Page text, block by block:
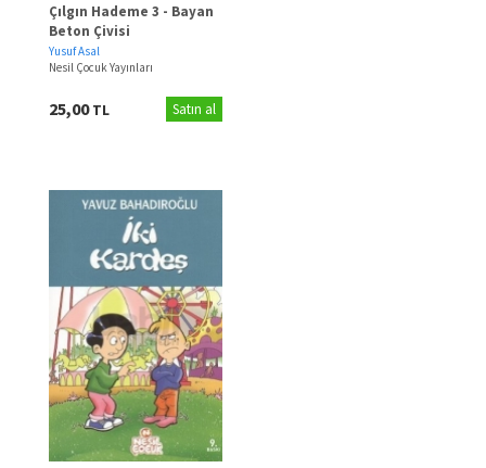
Çılgın Hademe 3 - Bayan
Beton Çivisi
Yusuf Asal
Nesil Çocuk Yayınları
25,00TL Satın al